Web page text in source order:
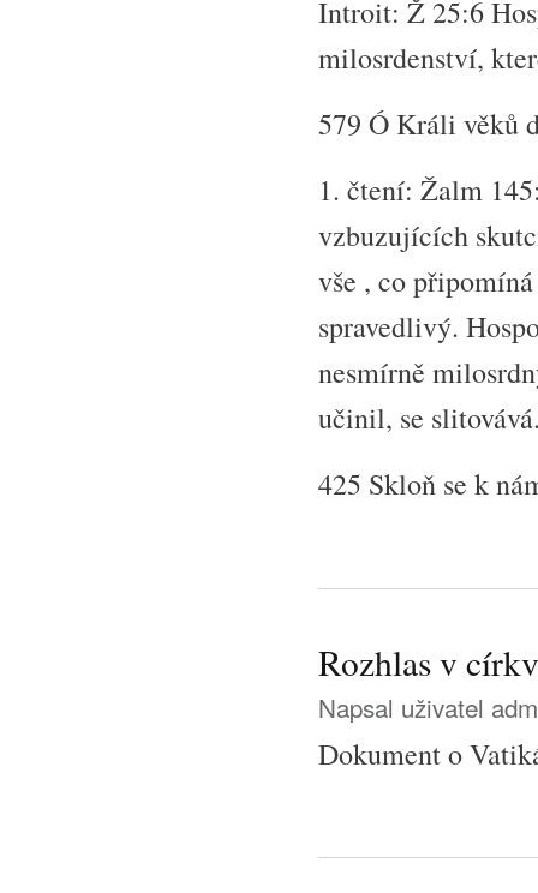
Introit: Ž 25:6
milosrdenství,
579 Ó Králi věků
1. čtení: Žalm
vzbuzujících
vše , co
spravedlivý.
nesmírně
učinil, se
425 Skloň se k
Rozhlas v
Napsal uživatel
Dokument o